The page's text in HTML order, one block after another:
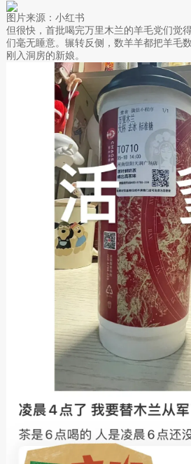
图片来源：小红书
但很快，首批喝完万里木兰的羊毛党们觉
们毫无睡意。辗转反侧，数羊羊都把羊毛
刚入洞房的新娘。